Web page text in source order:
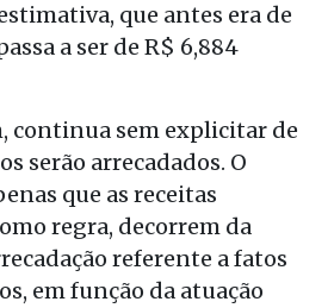
que antes era de
a ser de R$ 6,884
continua sem explicitar de
serão arrecadados. O
que as receitas
regra, decorrem da
referente a fatos
em função da atuação